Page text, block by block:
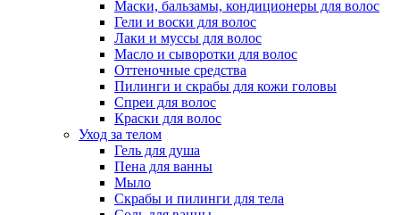
Маски, бальзамы, кондиционеры для волос
Гели и воски для волос
Лаки и муссы для волос
Масло и сыворотки для волос
Оттеночные средства
Пилинги и скрабы для кожи головы
Спреи для волос
Краски для волос
Уход за телом
Гель для душа
Пена для ванны
Мыло
Скрабы и пилинги для тела